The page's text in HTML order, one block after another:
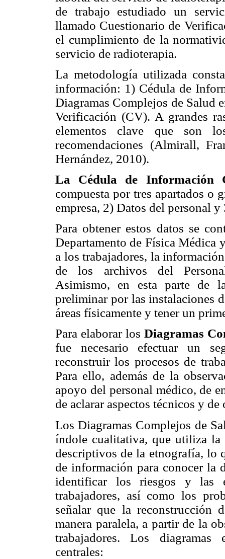
de trabajo estudiado un
llamado Cuestionario de
el cumplimiento de la
servicio de radioterapia.
La metodología utilizada
información: 1) Cédula de
Diagramas Complejos de Salud
Verificación (CV). A grandes
elementos clave que son
recomendaciones (Almirall,
Hernández, 2010).
La Cédula de Información
compuesta por tres apartados o
empresa, 2) Datos del personal
Para obtener estos datos se
Departamento de Física Médica
a los trabajadores, la
de los archivos del
Asimismo, en esta parte de
preliminar por las instalaciones
áreas físicamente y tener un
Para elaborar los Diagramas
fue necesario efectuar un
reconstruir los procesos de
Para ello, además de la
apoyo del personal médico, de
de aclarar aspectos técnicos y
Los Diagramas Complejos de
índole cualitativa, que utiliza la
descriptivos de la etnografía, lo
de información para conocer la
identificar los riesgos y las
trabajadores, así como los
señalar que la reconstrucción
manera paralela, a partir de la
trabajadores. Los
centrales: